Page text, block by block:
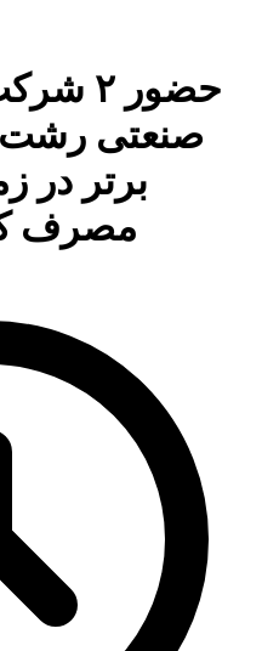
حضور
صنعتی رشت
برتر در
مصرف